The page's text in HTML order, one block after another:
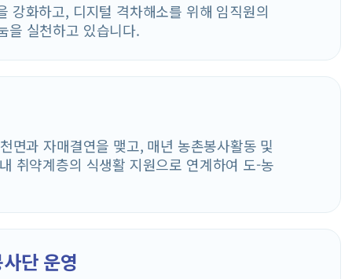
강화하고, 디지털 격차해소를 위해 임직원의
을 실천하고 있습니다.
면과 자매결연을 맺고, 매년 농촌봉사활동 및
취약계층의 식생활 지원으로 연계하여 도-농
단 운영